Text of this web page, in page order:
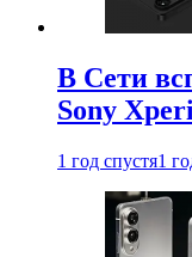
В Сети
Sony
1 год спустя1